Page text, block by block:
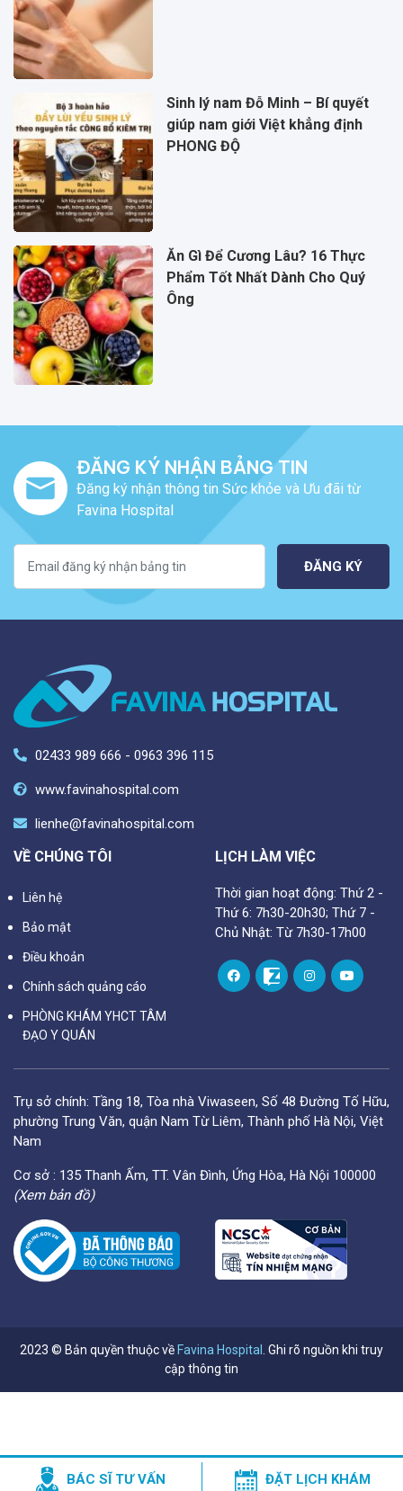
Sinh lý nam Đỗ Minh – Bí quyết
giúp nam giới Việt khẳng định
PHONG ĐỘ
Ăn Gì Để Cương Lâu? 16 Thực
Phẩm Tốt Nhất Dành Cho Quý
Ông
ĐĂNG KÝ NHẬN BẢNG TIN
Đăng ký nhận thông tin Sức khỏe và Ưu đãi từ
Favina Hospital
ĐĂNG KÝ
02433 989 666 - 0963 396 115
www.favinahospital.com
lienhe@favinahospital.com
VỀ CHÚNG TÔI
Liên hệ
Bảo mật
Điều khoản
Chính sách quảng cáo
PHÒNG KHÁM YHCT TÂM
ĐẠO Y QUÁN
LỊCH LÀM VIỆC
Thời gian hoạt động: Thứ 2 -
Thứ 6: 7h30-20h30; Thứ 7 -
Chủ Nhật: Từ 7h30-17h00
Trụ sở chính: Tầng 18, Tòa nhà Viwaseen, Số 48 Đường Tố Hữu,
phường Trung Văn, quận Nam Từ Liêm, Thành phố Hà Nội, Việt
Nam
Cơ sở : 135 Thanh Ấm, TT. Vân Đình, Ứng Hòa, Hà Nội 100000
(Xem bản đồ)
2023 © Bản quyền thuộc vềFavina Hospital . Ghi rõ nguồn khi truy
cập thông tin
BÁC SĨ TƯ VẤN ĐẶT LỊCH KHÁM